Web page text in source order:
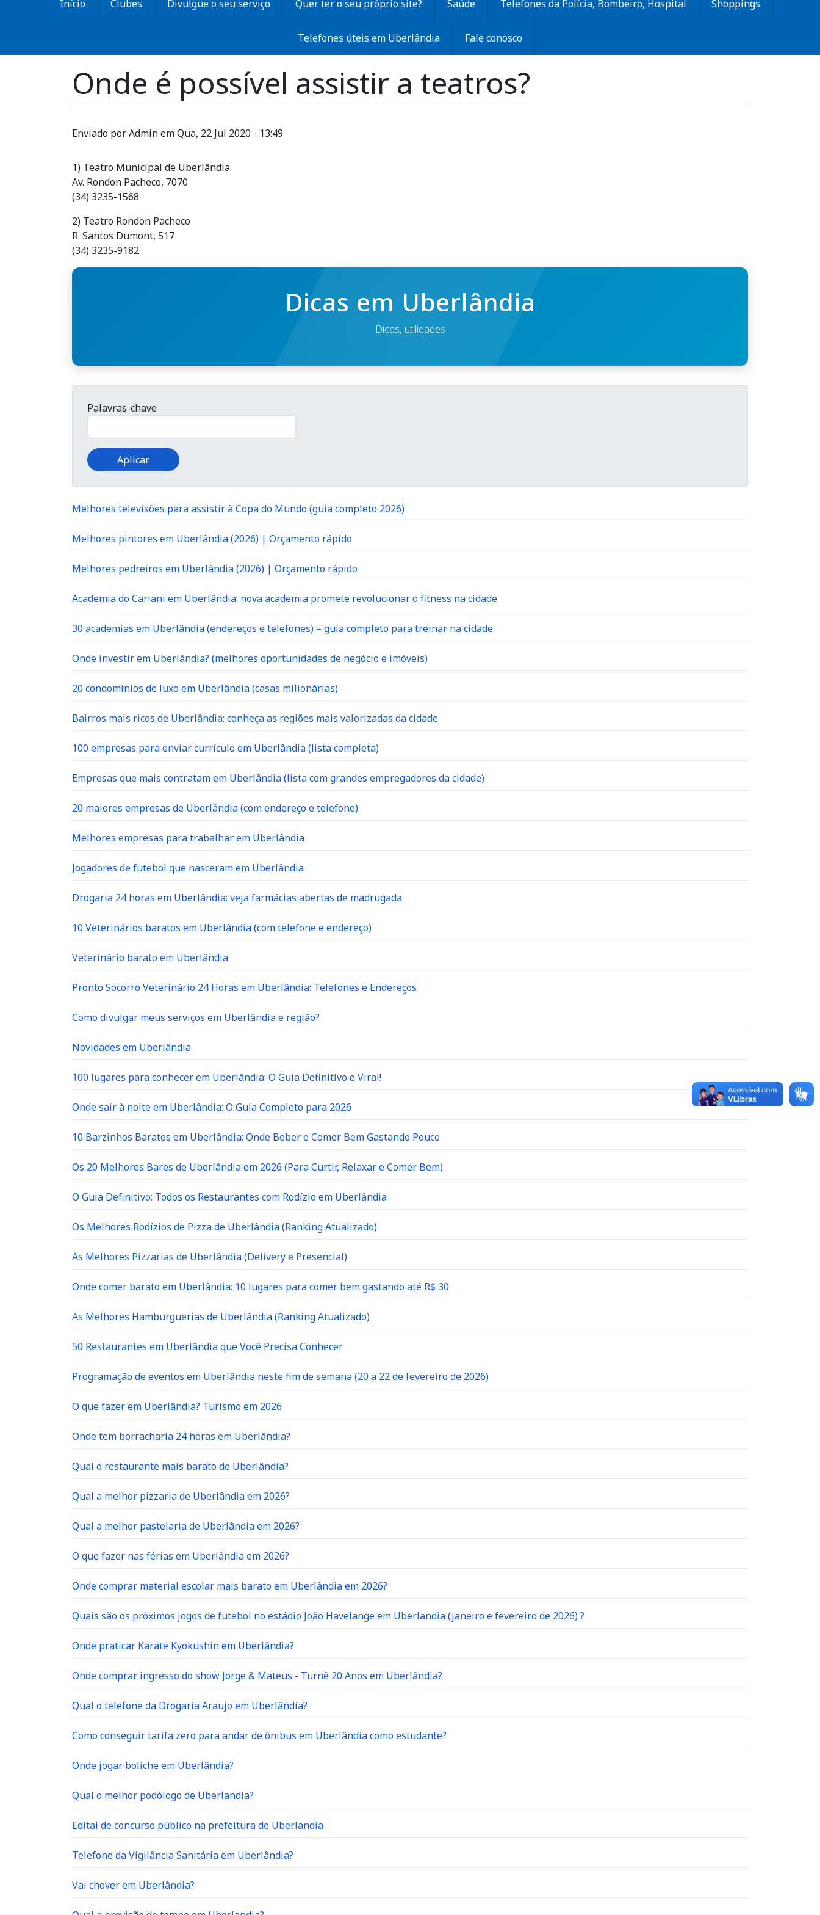
Início Clubes Divulgue o seu serviço Quer ter o seu próprio site? Saúde Telefones da Polícia, Bombeiro, Hospital Shoppings
Telefones úteis em Uberlândia Fale conosco
Onde é possível assistir a teatros?
Enviado porAdminemQua, 22 Jul 2020 - 13:49
1) Teatro Municipal de Uberlândia
Av. Rondon Pacheco, 7070
(34) 3235-1568
2) Teatro Rondon Pacheco
R. Santos Dumont, 517
(34) 3235-9182
Dicas em Uberlândia
Dicas, utilidades
Palavras-chave
Melhores televisões para assistir à Copa do Mundo (guia completo 2026)
Melhores pintores em Uberlândia (2026) | Orçamento rápido
Melhores pedreiros em Uberlândia (2026) | Orçamento rápido
Academia do Cariani em Uberlândia: nova academia promete revolucionar o fitness na cidade
30 academias em Uberlândia (endereços e telefones) – guia completo para treinar na cidade
Onde investir em Uberlândia? (melhores oportunidades de negócio e imóveis)
20 condomínios de luxo em Uberlândia (casas milionárias)
Bairros mais ricos de Uberlândia: conheça as regiões mais valorizadas da cidade
100 empresas para enviar currículo em Uberlândia (lista completa)
Empresas que mais contratam em Uberlândia (lista com grandes empregadores da cidade)
20 maiores empresas de Uberlândia (com endereço e telefone)
Melhores empresas para trabalhar em Uberlândia
Jogadores de futebol que nasceram em Uberlândia
Drogaria 24 horas em Uberlândia: veja farmácias abertas de madrugada
10 Veterinários baratos em Uberlândia (com telefone e endereço)
Veterinário barato em Uberlândia
Pronto Socorro Veterinário 24 Horas em Uberlândia: Telefones e Endereços
Como divulgar meus serviços em Uberlândia e região?
Novidades em Uberlândia
100 lugares para conhecer em Uberlândia: O Guia Definitivo e Viral!
Onde sair à noite em Uberlândia: O Guia Completo para 2026
10 Barzinhos Baratos em Uberlândia: Onde Beber e Comer Bem Gastando Pouco
Os 20 Melhores Bares de Uberlândia em 2026 (Para Curtir, Relaxar e Comer Bem)
O Guia Definitivo: Todos os Restaurantes com Rodízio em Uberlândia
Os Melhores Rodízios de Pizza de Uberlândia (Ranking Atualizado)
As Melhores Pizzarias de Uberlândia (Delivery e Presencial)
Onde comer barato em Uberlândia: 10 lugares para comer bem gastando até R$ 30
As Melhores Hamburguerias de Uberlândia (Ranking Atualizado)
50 Restaurantes em Uberlândia que Você Precisa Conhecer
Programação de eventos em Uberlândia neste fim de semana (20 a 22 de fevereiro de 2026)
O que fazer em Uberlândia? Turismo em 2026
Onde tem borracharia 24 horas em Uberlândia?
Qual o restaurante mais barato de Uberlândia?
Qual a melhor pizzaria de Uberlândia em 2026?
Qual a melhor pastelaria de Uberlândia em 2026?
O que fazer nas férias em Uberlândia em 2026?
Onde comprar material escolar mais barato em Uberlândia em 2026?
Quais são os próximos jogos de futebol no estádio João Havelange em Uberlandia (janeiro e fevereiro de 2026) ?
Onde praticar Karate Kyokushin em Uberlândia?
Onde comprar ingresso do show Jorge & Mateus - Turnê 20 Anos em Uberlândia?
Qual o telefone da Drogaria Araujo em Uberlândia?
Como conseguir tarifa zero para andar de ônibus em Uberlândia como estudante?
Onde jogar boliche em Uberlândia?
Qual o melhor podólogo de Uberlandia?
Edital de concurso público na prefeitura de Uberlandia
Telefone da Vigilância Sanitária em Uberlândia?
Vai chover em Uberlândia?